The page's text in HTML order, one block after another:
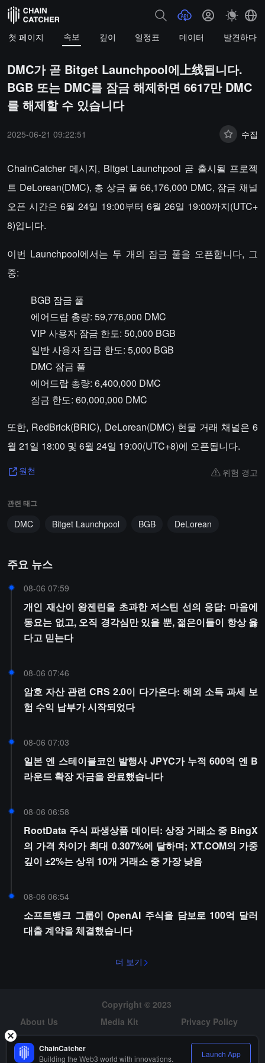
첫 페이지 속보 깊이 일정표 데이터 발견하다
DMC가 곧 Bitget Launchpool에上线됩니다.
BGB 또는 DMC를 잠금 해제하면 6617만 DMC
를 해제할 수 있습니다
2025-06-21 09:22:51 수집
ChainCatcher 메시지, Bitget Launchpool 곧 출시될 프로젝
트 DeLorean(DMC), 총 상금 풀 66,176,000 DMC, 잠금 채널
오픈 시간은 6월 24일 19:00부터 6월 26일 19:00까지(UTC+
8)입니다.
이번 Launchpool에서는 두 개의 잠금 풀을 오픈합니다, 그
중:
BGB 잠금 풀
에어드랍 총량: 59,776,000 DMC
VIP 사용자 잠금 한도: 50,000 BGB
일반 사용자 잠금 한도: 5,000 BGB
DMC 잠금 풀
에어드랍 총량: 6,400,000 DMC
잠금 한도: 60,000,000 DMC
또한, RedBrick(BRIC), DeLorean(DMC) 현물 거래 채널은 6
월 21일 18:00 및 6월 24일 19:00(UTC+8)에 오픈됩니다.
원천 위험 경고
관련 태그
DMC Bitget Launchpool BGB DeLorean
주요 뉴스
08-06 07:59
개인 재산이 왕젠린을 초과한 저스틴 선의 응답: 마음에
동요는 없고, 오직 경각심만 있을 뿐, 젊은이들이 항상 옳
다고 믿는다
08-06 07:46
암호 자산 관련 CRS 2.0이 다가온다: 해외 소득 과세 보
험 수익 납부가 시작되었다
08-06 07:03
일본 엔 스테이블코인 발행사 JPYC가 누적 600억 엔 B
라운드 확장 자금을 완료했습니다
08-06 06:58
RootData 주식 파생상품 데이터: 상장 거래소 중 BingX
의 가격 차이가 최대 0.307%에 달하며; XT.COM의 가중
깊이 ±2%는 상위 10개 거래소 중 가장 낮음
08-06 06:54
소프트뱅크 그룹이 OpenAI 주식을 담보로 100억 달러
대출 계약을 체결했습니다
더 보기
Copyright © 2023
About Us
Media Kit
Privacy Policy
Risk Warning
Hiring
ChainCatcher
Building the Web3 world with innovations. Launch App